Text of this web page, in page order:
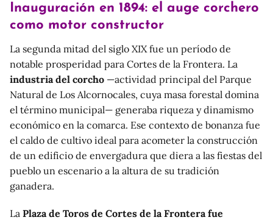
Inauguración en 1894: el auge corchero
como motor constructor
La segunda mitad del siglo XIX fue un período de
notable prosperidad para Cortes de la Frontera. La
industria del corcho —actividad principal del Parque
Natural de Los Alcornocales, cuya masa forestal domina
el término municipal— generaba riqueza y dinamismo
económico en la comarca. Ese contexto de bonanza fue
el caldo de cultivo ideal para acometer la construcción
de un edificio de envergadura que diera a las fiestas del
pueblo un escenario a la altura de su tradición
ganadera.
La Plaza de Toros de Cortes de la Frontera fue